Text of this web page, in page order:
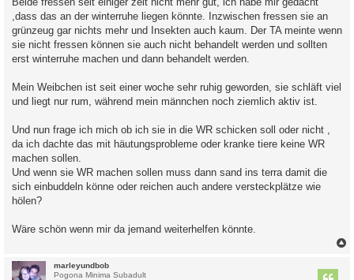
,dass das an der winterruhe liegen könnte. Inzwischen fressen sie an
grünzeug gar nichts mehr und Insekten auch kaum. Der TA meinte wenn
sie nicht fressen können sie auch nicht behandelt werden und sollten
erst winterruhe machen und dann behandelt werden.
Mein Weibchen ist seit einer woche sehr ruhig geworden, sie schläft viel
und liegt nur rum, während mein männchen noch ziemlich aktiv ist.
Und nun frage ich mich ob ich sie in die WR schicken soll oder nicht ,
da ich dachte das mit häutungsprobleme oder kranke tiere keine WR
machen sollen.
Und wenn sie WR machen sollen muss dann sand ins terra damit die
sich einbuddeln könne oder reichen auch andere versteckplätze wie
hölen?
Wäre schön wenn mir da jemand weiterhelfen könnte.
marleyundbob
Pogona Minima Subadult